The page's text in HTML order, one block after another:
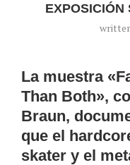
EXPOSICIÓN
La muestra
Than Both»,
Braun,
que el
skater y el